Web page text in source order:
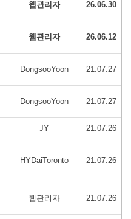
웹관리자 26.06.30
웹관리자 26.06.12
DongsooYoon 21.07.27
DongsooYoon 21.07.27
JY 21.07.26
HYDaiToronto 21.07.26
웹관리자 21.07.26